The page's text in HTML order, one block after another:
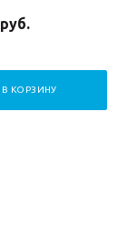
руб.
В КОРЗИНУ